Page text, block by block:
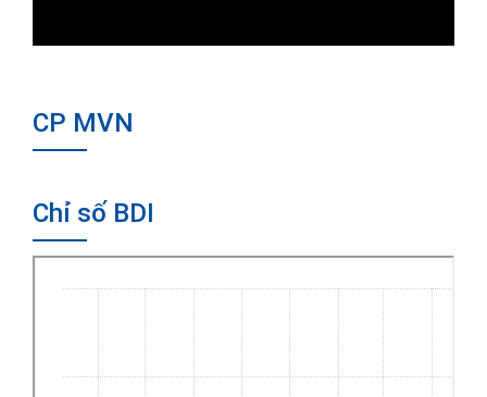
CP MVN
Chỉ số BDI